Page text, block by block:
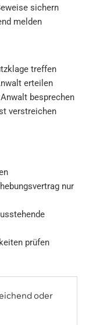
sichern
melden
treffen
erteilen
besprechen
verstreichen
nur
prüfen
oder